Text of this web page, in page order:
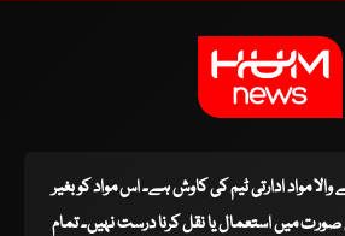
والا مواد ادارتی ٹیم کی کاوش ہے۔ اس مواد کو بغیر
میں استعمال یا نقل کرنا درست نہیں۔ تمام